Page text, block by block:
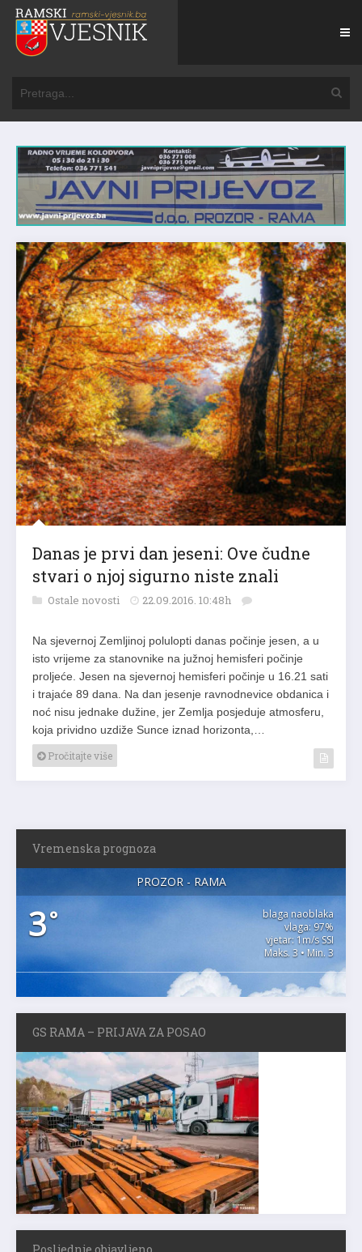
Danas je prvi dan jeseni: Ove čudne
stvari o njoj sigurno niste znali
Ostale novosti 22.09.2016. 10:48h
Na sjevernoj Zemljinoj polulopti danas počinje jesen, a u
isto vrijeme za stanovnike na južnoj hemisferi počinje
proljeće. Jesen na sjevernoj hemisferi počinje u 16.21 sati
i trajaće 89 dana. Na dan jesenje ravnodnevice obdanica i
noć nisu jednake dužine, jer Zemlja posjeduje atmosferu,
koja prividno uzdiže Sunce iznad horizonta,…
Pročitajte više
Vremenska prognoza
PROZOR - RAMA
3°
blaga naoblaka
vlaga: 97%
vjetar: 1m/s SSI
Maks. 3 • Min. 3
GS RAMA – PRIJAVA ZA POSAO